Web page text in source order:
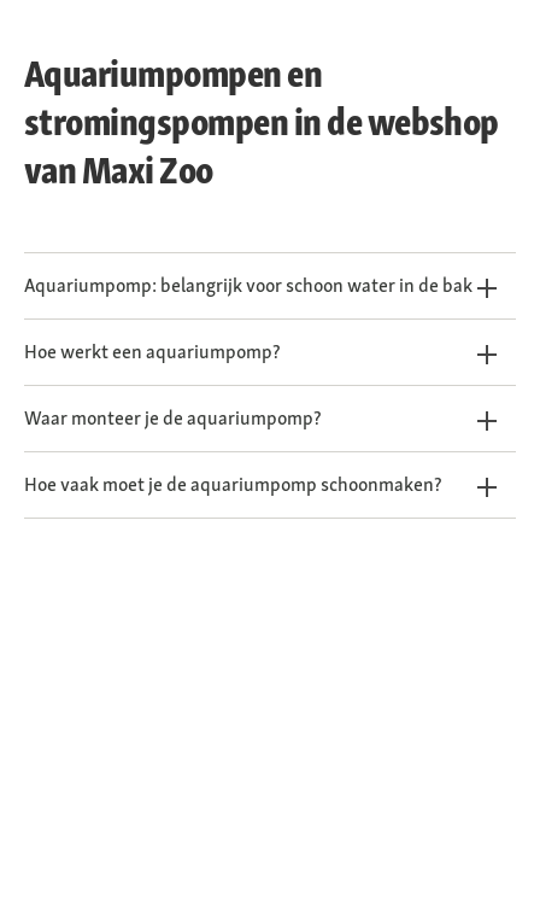
Aquariumpompen en
stromingspompen in de webshop
van Maxi Zoo
Aquariumpomp: belangrijk voor schoon water in de bak
Hoe werkt een aquariumpomp?
Waar monteer je de aquariumpomp?
Hoe vaak moet je de aquariumpomp schoonmaken?